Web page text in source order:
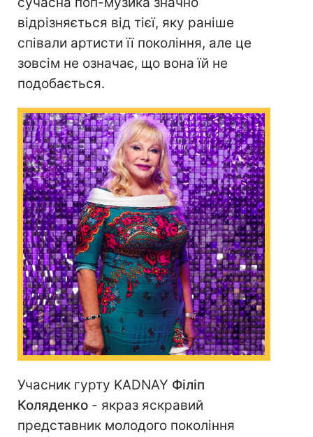
відрізняється від тієї, яку раніше
співали артисти її покоління, але це
зовсім не означає, що вона їй не
подобається.
Учасник гурту KADNAY Філіп
Коляденко - якраз яскравий
представник молодого покоління